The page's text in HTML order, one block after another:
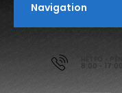
Navigation
HÉTFŐ -
8:00 - 17:00